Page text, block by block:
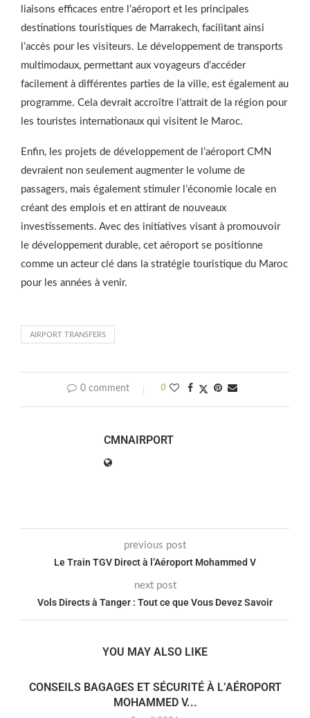
liaisons efficaces entre l’aéroport et les principales
destinations touristiques de Marrakech, facilitant ainsi
l’accès pour les visiteurs. Le développement de transports
multimodaux, permettant aux voyageurs d’accéder
facilement à différentes parties de la ville, est également au
programme. Cela devrait accroître l’attrait de la région pour
les touristes internationaux qui visitent le Maroc.
Enfin, les projets de développement de l’aéroport CMN
devraient non seulement augmenter le volume de
passagers, mais également stimuler l’économie locale en
créant des emplois et en attirant de nouveaux
investissements. Avec des initiatives visant à promouvoir
le développement durable, cet aéroport se positionne
comme un acteur clé dans la stratégie touristique du Maroc
pour les années à venir.
AIRPORT TRANSFERS
0 comment 0
CMNAIRPORT
previous post
Le Train TGV Direct à l’Aéroport Mohammed V
next post
Vols Directs à Tanger : Tout ce que Vous Devez Savoir
YOU MAY ALSO LIKE
CONSEILS BAGAGES ET SÉCURITÉ À L’AÉROPORT
MOHAMMED V...